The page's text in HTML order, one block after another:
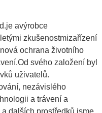
je avýrobce
zkušenostmizařízení
nová ochrana životního
Od svého založení byl
uživatelů.
nezávislého
a trávení a
dalších prostředků jsme